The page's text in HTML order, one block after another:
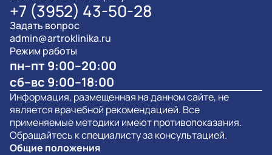
+7 (3952) 43-50-28
Задать вопрос
admin@artroklinika.ru
Режим работы
пн–пт 9:00–20:00
сб–вс 9:00–18:00
Информация, размещенная на данном сайте, не
является врачебной рекомендацией. Все
применяемые методики имеют противопоказания.
Обращайтесь к специалисту за консультацией.
Общие положения